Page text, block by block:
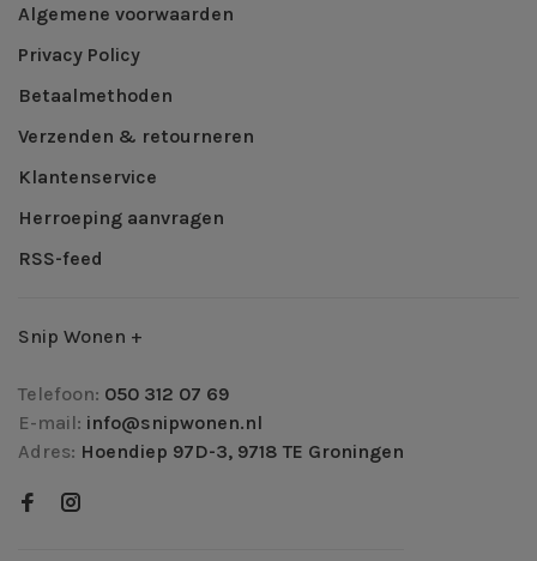
Algemene voorwaarden
Privacy Policy
Betaalmethoden
Verzenden & retourneren
Klantenservice
Herroeping aanvragen
RSS-feed
Snip Wonen +
Telefoon: 050 312 07 69
E-mail: info@snipwonen.nl
Adres: Hoendiep 97D-3, 9718 TE Groningen